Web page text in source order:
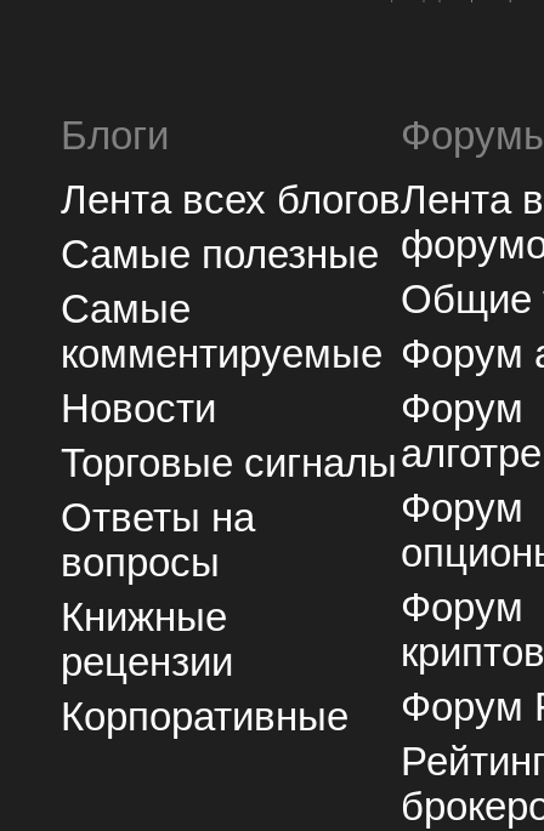
Блоги
Лента всех блогов
Самые полезные
Самые
комментируемые
Новости
Торговые сигналы
Ответы на
вопросы
Книжные
рецензии
Корпоративные
Лента
Общие
Форум
Форум
Форум
Форум
Форум